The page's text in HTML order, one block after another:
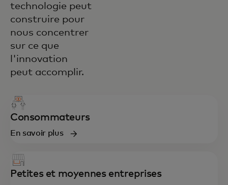
technologie peut
construire pour
nous concentrer
sur ce que
l'innovation
peut accomplir.
Consommateurs
En savoir plus
Petites et moyennes entreprises